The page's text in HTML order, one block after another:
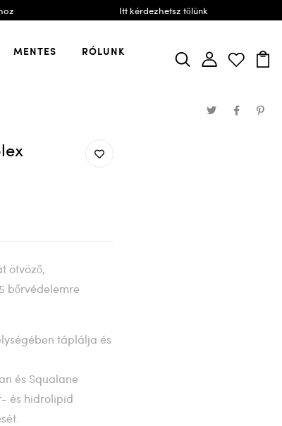
Itt kérdezhetsz tőlünk
MENTES RÓLUNK
ötvöző,
bőrvédelemre
táplálja és
és Squalane
és hidrolipid